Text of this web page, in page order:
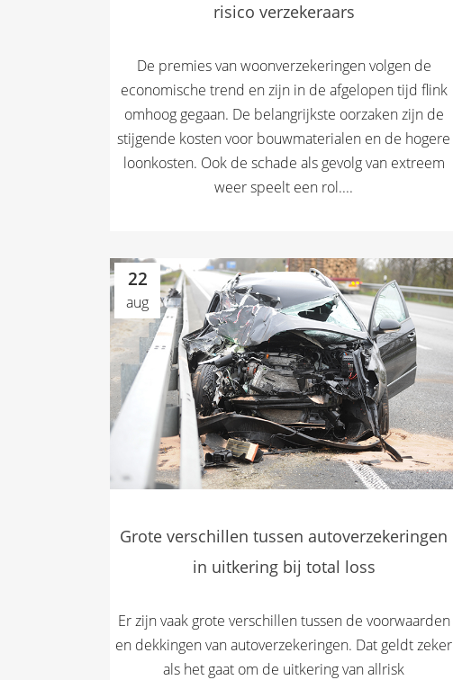
risico verzekeraars
De premies van woonverzekeringen volgen de
economische trend en zijn in de afgelopen tijd flink
omhoog gegaan. De belangrijkste oorzaken zijn de
stijgende kosten voor bouwmaterialen en de hogere
loonkosten. Ook de schade als gevolg van extreem
weer speelt een rol....
22
aug
Grote verschillen tussen autoverzekeringen
in uitkering bij total loss
Er zijn vaak grote verschillen tussen de voorwaarden
en dekkingen van autoverzekeringen. Dat geldt zeker
als het gaat om de uitkering van allrisk